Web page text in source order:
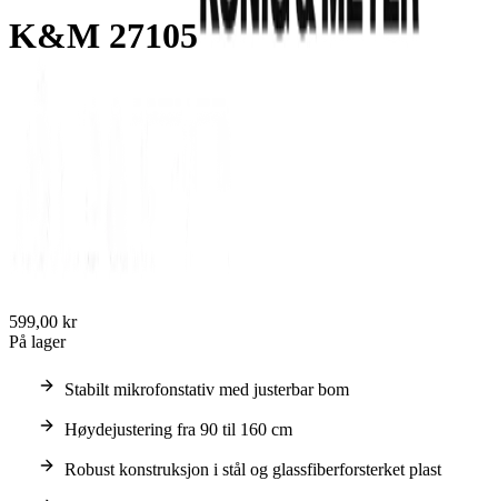
K&M 27105
599,00 kr
På lager
Stabilt mikrofonstativ med justerbar bom
Høydejustering fra 90 til 160 cm
Robust konstruksjon i stål og glassfiberforsterket plast